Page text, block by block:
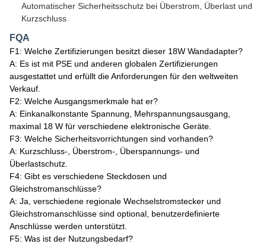
Automatischer Sicherheitsschutz bei Überstrom, Überlast und
Kurzschluss
FQA
F1: Welche Zertifizierungen besitzt dieser 18W Wandadapter?
A: Es ist mit PSE und anderen globalen Zertifizierungen
ausgestattet und erfüllt die Anforderungen für den weltweiten
Verkauf.
F2: Welche Ausgangsmerkmale hat er?
A: Einkanalkonstante Spannung, Mehrspannungsausgang,
maximal 18 W für verschiedene elektronische Geräte.
F3: Welche Sicherheitsvorrichtungen sind vorhanden?
A: Kurzschluss-, Überstrom-, Überspannungs- und
Überlastschutz.
F4: Gibt es verschiedene Steckdosen und
Gleichstromanschlüsse?
A: Ja, verschiedene regionale Wechselstromstecker und
Gleichstromanschlüsse sind optional, benutzerdefinierte
Anschlüsse werden unterstützt.
F5: Was ist der Nutzungsbedarf?